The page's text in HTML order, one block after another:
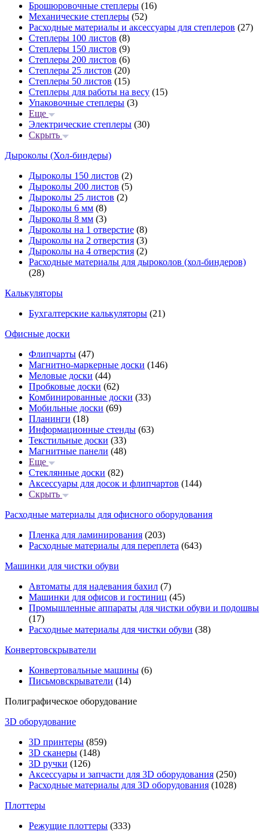
Брошюровочные степлеры (16)
Механические степлеры (52)
Расходные материалы и аксессуары для степлеров (27)
Степлеры 100 листов (8)
Степлеры 150 листов (9)
Степлеры 200 листов (6)
Степлеры 25 листов (20)
Степлеры 50 листов (15)
Степлеры для работы на весу (15)
Упаковочные степлеры (3)
Еще
Электрические степлеры (30)
Скрыть
Дыроколы (Хол-биндеры)
Дыроколы 150 листов (2)
Дыроколы 200 листов (5)
Дыроколы 25 листов (2)
Дыроколы 6 мм (8)
Дыроколы 8 мм (3)
Дыроколы на 1 отверстие (8)
Дыроколы на 2 отверстия (3)
Дыроколы на 4 отверстия (2)
Расходные материалы для дыроколов (хол-биндеров)
(28)
Калькуляторы
Бухгалтерские калькуляторы (21)
Офисные доски
Флипчарты (47)
Магнитно-маркерные доски (146)
Меловые доски (44)
Пробковые доски (62)
Комбинированные доски (33)
Мобильные доски (69)
Планинги (18)
Информационные стенды (63)
Текстильные доски (33)
Магнитные панели (48)
Еще
Стеклянные доски (82)
Аксессуары для досок и флипчартов (144)
Скрыть
Расходные материалы для офисного оборудования
Пленка для ламинирования (203)
Расходные материалы для переплета (643)
Машинки для чистки обуви
Автоматы для надевания бахил (7)
Машинки для офисов и гостиниц (45)
Промышленные аппараты для чистки обуви и подошвы
(17)
Расходные материалы для чистки обуви (38)
Конвертовскрыватели
Конвертовальные машины (6)
Письмовскрыватели (14)
Полиграфическое оборудование
3D оборудование
3D принтеры (859)
3D сканеры (148)
3D ручки (126)
Аксессуары и запчасти для 3D оборудования (250)
Расходные материалы для 3D оборудования (1028)
Плоттеры
Режущие плоттеры (333)